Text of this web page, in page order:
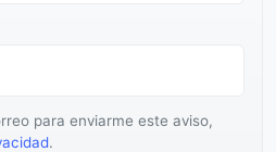
para enviarme este aviso,
.